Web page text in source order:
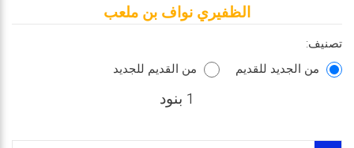
الظفيري نواف بن ملعب
تصنيف:
من الجديد للقديم
من القديم للجديد
1 بنود